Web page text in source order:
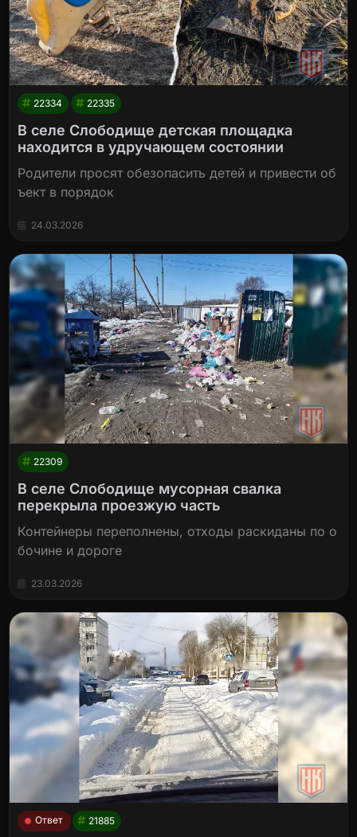
22334 22335
В селе Слободище детская площадка
находится в удручающем состоянии
Родители просят обезопасить детей и привести об
ъект в порядок
24.03.2026
22309
В селе Слободище мусорная свалка
перекрыла проезжую часть
Контейнеры переполнены, отходы раскиданы по о
бочине и дороге
23.03.2026
Ответ 21885